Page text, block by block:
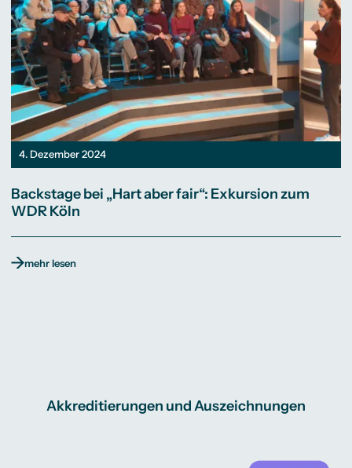
4. Dezember 2024
Backstage bei „Hart aber fair“: Exkursion zum
WDR Köln
mehr lesen
Akkreditierungen und Auszeichnungen